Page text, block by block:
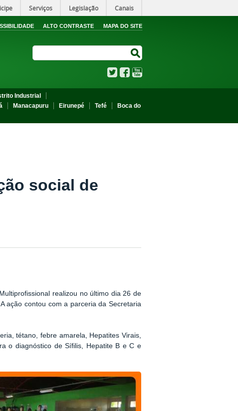
Serviços Legislação Canais
ALTO CONTRASTE MAPA DO SITE
TwitterFacebook
Industrial
Manacapuru Eirunepé Tefé
Boca do
social de
realizou no último dia 26 de
ação contou com a parceria da Secretaria
tétano, febre amarela, Hepatites Virais,
o diagnóstico de Sífilis, Hepatite B e C e